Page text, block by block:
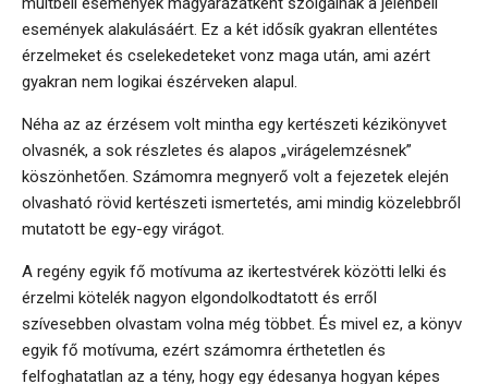
események alakulásáért. Ez a két idősík gyakran ellentétes
érzelmeket és cselekedeteket vonz maga után, ami azért
gyakran nem logikai észérveken alapul.
Néha az az érzésem volt mintha egy kertészeti kézikönyvet
olvasnék, a sok részletes és alapos „virágelemzésnek”
köszönhetően. Számomra megnyerő volt a fejezetek elején
olvasható rövid kertészeti ismertetés, ami mindig közelebbről
mutatott be egy-egy virágot.
A regény egyik fő motívuma az ikertestvérek közötti lelki és
érzelmi kötelék nagyon elgondolkodtatott és erről
szívesebben olvastam volna még többet. És mivel ez, a könyv
egyik fő motívuma, ezért számomra érthetetlen és
felfoghatatlan az a tény, hogy egy édesanya hogyan képes